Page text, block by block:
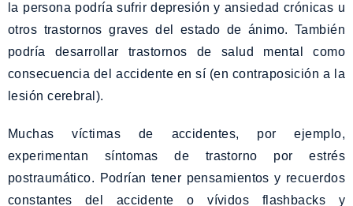
la persona podría sufrir depresión y ansiedad crónicas u
otros trastornos graves del estado de ánimo. También
podría desarrollar trastornos de salud mental como
consecuencia del accidente en sí (en contraposición a la
lesión cerebral).
Muchas víctimas de accidentes, por ejemplo,
experimentan síntomas de trastorno por estrés
postraumático. Podrían tener pensamientos y recuerdos
constantes del accidente o vívidos flashbacks y